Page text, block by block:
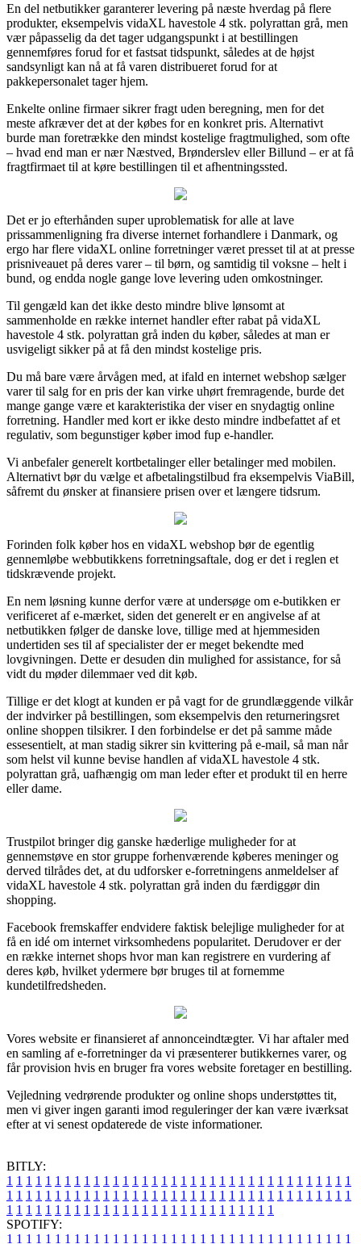
En del netbutikker garanterer levering på næste hverdag på flere
produkter, eksempelvis vidaXL havestole 4 stk. polyrattan grå, men
vær påpasselig da det tager udgangspunkt i at bestillingen
gennemføres forud for et fastsat tidspunkt, således at de højst
sandsynligt kan nå at få varen distribueret forud for at
pakkepersonalet tager hjem.
Enkelte online firmaer sikrer fragt uden beregning, men for det
meste afkræver det at der købes for en konkret pris. Alternativt
burde man foretrække den mindst kostelige fragtmulighed, som ofte
– hvad end man er nær Næstved, Brønderslev eller Billund – er at få
fragtfirmaet til at køre bestillingen til et afhentningssted.
Det er jo efterhånden super uproblematisk for alle at lave
prissammenligning fra diverse internet forhandlere i Danmark, og
ergo har flere vidaXL online forretninger været presset til at at presse
prisniveauet på deres varer – til børn, og samtidig til voksne – helt i
bund, og endda nogle gange love levering uden omkostninger.
Til gengæld kan det ikke desto mindre blive lønsomt at
sammenholde en række internet handler efter rabat på vidaXL
havestole 4 stk. polyrattan grå inden du køber, således at man er
usvigeligt sikker på at få den mindst kostelige pris.
Du må bare være årvågen med, at ifald en internet webshop sælger
varer til salg for en pris der kan virke uhørt fremragende, burde det
mange gange være et karakteristika der viser en snydagtig online
forretning. Handler med kort er ikke desto mindre indbefattet af et
regulativ, som begunstiger køber imod fup e-handler.
Vi anbefaler generelt kortbetalinger eller betalinger med mobilen.
Alternativt bør du vælge et afbetalingstilbud fra eksempelvis ViaBill,
såfremt du ønsker at finansiere prisen over et længere tidsrum.
Forinden folk køber hos en vidaXL webshop bør de egentlig
gennemløbe webbutikkens forretningsaftale, dog er det i reglen et
tidskrævende projekt.
En nem løsning kunne derfor være at undersøge om e-butikken er
verificeret af e-mærket, siden det generelt er en angivelse af at
netbutikken følger de danske love, tillige med at hjemmesiden
undertiden ses til af specialister der er meget bekendte med
lovgivningen. Dette er desuden din mulighed for assistance, for så
vidt du møder dilemmaer ved dit køb.
Tillige er det klogt at kunden er på vagt for de grundlæggende vilkår
der indvirker på bestillingen, som eksempelvis den returneringsret
online shoppen tilsikrer. I den forbindelse er det på samme måde
essesentielt, at man stadig sikrer sin kvittering på e-mail, så man når
som helst vil kunne bevise handlen af vidaXL havestole 4 stk.
polyrattan grå, uafhængig om man leder efter et produkt til en herre
eller dame.
Trustpilot bringer dig ganske hæderlige muligheder for at
gennemstøve en stor gruppe forhenværende køberes meninger og
derved tilrådes det, at du udforsker e-forretningens anmeldelser af
vidaXL havestole 4 stk. polyrattan grå inden du færdiggør din
shopping.
Facebook fremskaffer endvidere faktisk belejlige muligheder for at
få en idé om internet virksomhedens popularitet. Derudover er der
en række internet shops hvor man kan registrere en vurdering af
deres køb, hvilket ydermere bør bruges til at fornemme
kundetilfredsheden.
Vores website er finansieret af annonceindtægter. Vi har aftaler med
en samling af e-forretninger da vi præsenterer butikkernes varer, og
får provision hvis en bruger fra vores website foretager en bestilling.
Vejledning vedrørende produkter og online shops understøttes tit,
men vi giver ingen garanti imod reguleringer der kan være iværksat
efter at vi senest opdaterede de viste informationer.
BITLY:
1 1 1 1 1 1 1 1 1 1 1 1 1 1 1 1 1 1 1 1 1 1 1 1 1 1 1 1 1 1 1 1 1 1 1 1
1 1 1 1 1 1 1 1 1 1 1 1 1 1 1 1 1 1 1 1 1 1 1 1 1 1 1 1 1 1 1 1 1 1 1 1
1 1 1 1 1 1 1 1 1 1 1 1 1 1 1 1 1 1 1 1 1 1 1 1 1 1 1 1
SPOTIFY:
1 1 1 1 1 1 1 1 1 1 1 1 1 1 1 1 1 1 1 1 1 1 1 1 1 1 1 1 1 1 1 1 1 1 1 1